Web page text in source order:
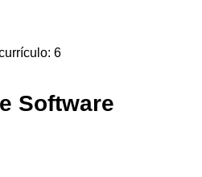
6
Software